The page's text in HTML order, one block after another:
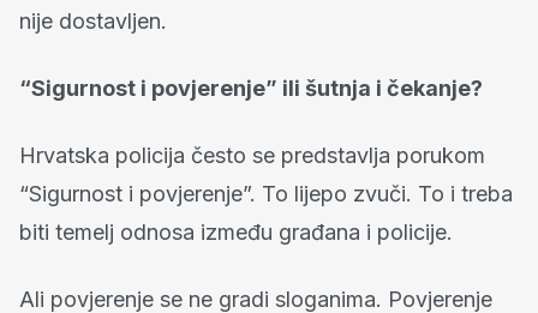
nije dostavljen.
“Sigurnost i povjerenje” ili šutnja i čekanje?
Hrvatska policija često se predstavlja porukom
“Sigurnost i povjerenje”. To lijepo zvuči. To i treba
biti temelj odnosa između građana i policije.
Ali povjerenje se ne gradi sloganima. Povjerenje